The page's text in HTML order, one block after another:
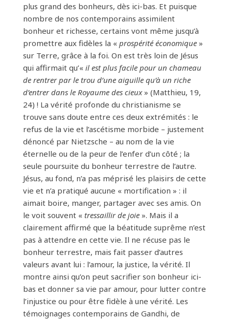
plus grand des bonheurs, dès ici-bas. Et puisque
nombre de nos contemporains assi­milent
bonheur et richesse, certains vont même jusqu’à
promettre aux fidèles la « prospérité économique »
sur Terre, grâce à la foi. On est très loin de Jésus
qui affirmait qu’« il est plus facile pour un chameau
de rentrer par le trou d’une aiguille qu’à un riche
d’entrer dans le Royaume des cieux» (Matthieu, 19,
24) ! La vérité profonde du christianisme se
trouve sans doute entre ces deux extré­mités : le
refus de la vie et l’ascétisme morbide – juste­ment
dénoncé par Nietzsche – au nom de la vie
éternelle ou de la peur de l’enfer d’un côté ; la
seule poursuite du bonheur terrestre de l’autre.
Jésus, au fond, n’a pas méprisé les plaisirs de cette
vie et n’a pratiqué aucune « mortifi­cation » : il
aimait boire, manger, partager avec ses amis. On
le voit souvent « tressaillir de joie ». Mais il a
clairement affirmé que la béatitude suprême n’est
pas à attendre en cette vie. Il ne récuse pas le
bonheur terrestre, mais fait passer d’autres
valeurs avant lui : l’amour, la justice, la vérité. Il
montre ainsi qu’on peut sacrifier son bonheur ici-
bas et donner sa vie par amour, pour lutter contre
l’injustice ou pour être fidèle à une vérité. Les
témoignages contemporains de Gandhi, de